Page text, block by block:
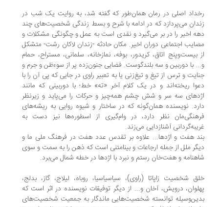
اصلی در رمان همان‌طور که گفته شد، به روایت یک شب در
می‌پردازد که در ادامه با شرح و بسط زندگی شخصیت‌ها‌ی چند
اخیر را در بر می‌گیرد و نقدی است به عمل و چگونگی مشکلات و
اجتماعی دوران اخیر. مکان حادثه -‌زندان لاکان رشت‌- متشکل
بیست‌وپنج اتاق، کریدور، بوفه، نمازخانه، سلمانی، مستراح، حمام
با دوربین و سه بلندگوست. فضایی جنون‌زده پر از سوءظن و جرم و
و ترس از تیغ و تیغ‌زنی یا به تعبیر راوی در جایی که پی آن را با
ریخته‌اند و در یک کلام آخر «ته» خط؛ با دوربینی که مانند
سه سر و شش چشم همه‌چیز و حرکات را می‌پاید و زیرنظر
نویسنده همان‌گونه که در ساختار و شیوه روایی به ریشه‌های
نظر دارد، در وام‌گیری از اسطوره‌ها نیز دست به
آشنازدایی می‌زند.
هفت و اژدها... علاوه بر تقدس عدد هفت در فرهنگ ملی ما و
ملل از جمله ارجاعات و بینامتنی است که ذهن را به سمت و سوی
و هفت‌خان رستم و نبرد با اژدها در خطه شمال می‌برد.
شخصیت زاپاتا (راوی)، سیاسیاسیا، روباه، لیلاج، گاز، بدلج،
درویش، آخان و... از دیگر توفیقات نویسنده در اثر است که
توانسته شخصیت‌هایی ماندگار به جمعیت شخصیت‌های